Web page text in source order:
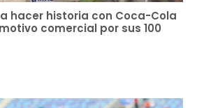
hacer historia con Coca-Cola
comercial por sus 100